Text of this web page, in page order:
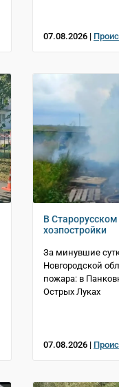
07.08.2026 |
В Старорусском
хозпостройки
За минувшие
Новгородской
пожара: в
Острых Луках
07.08.2026 |